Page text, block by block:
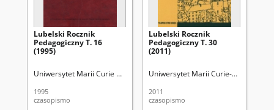
Lubelski Rocznik
Pedagogiczny T. 16
(1995)
Uniwersytet Marii Curie Skłodowskiej (Lublin). Wydział Pedagogiki i
1995
czasopismo
Lubelski Rocznik
Pedagogiczny T. 30
(2011)
Uniwersytet Marii Curie-
2011
czasopismo